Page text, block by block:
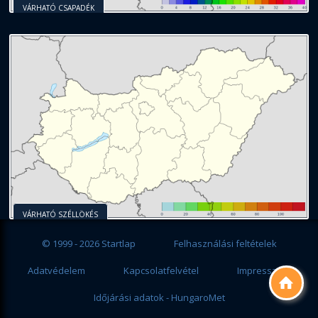

VÁRHATÓ CSAPADÉK
VÁRHATÓ SZÉLLÖKÉS
© 1999 - 2026 Startlap Felhasználási feltételek
Adatvédelem Kapcsolatfelvétel Impresszum
Időjárási adatok - HungaroMet